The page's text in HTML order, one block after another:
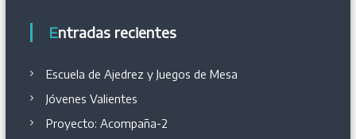
Entradas recientes
Escuela de Ajedrez y Juegos de Mesa
Jóvenes Valientes
Proyecto: Acompaña-2